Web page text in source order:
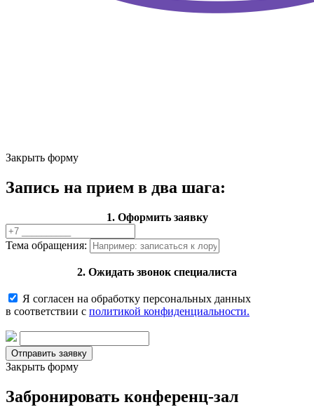
Закрыть форму
Запись на прием в два шага:
1. Оформить заявку
Тема обращения:
2. Ожидать звонок специалиста
Я согласен на обработку персональных данных
в соответствии с политикой конфиденциальности.
Закрыть форму
Забронировать конференц-зал